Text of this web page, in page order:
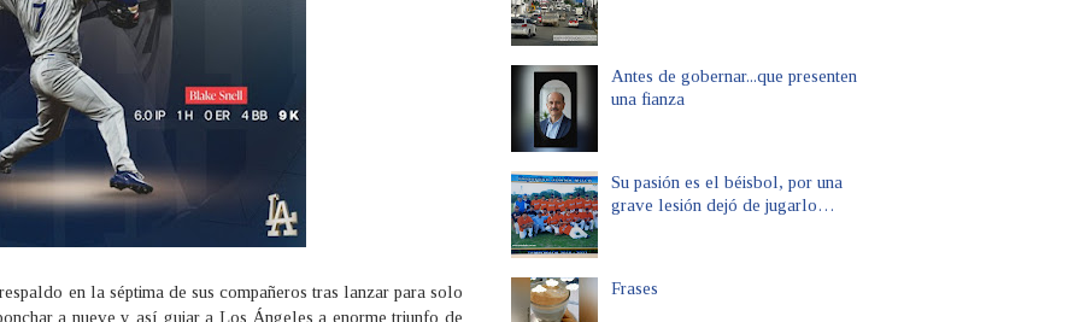
en la séptima de sus compañeros tras lanzar para solo
a nueve y así guiar a Los Ángeles a enorme triunfo de
Antes de gobernar...que presenten
una fianza
Su pasión es el béisbol, por una
grave lesión dejó de jugarlo…
Frases